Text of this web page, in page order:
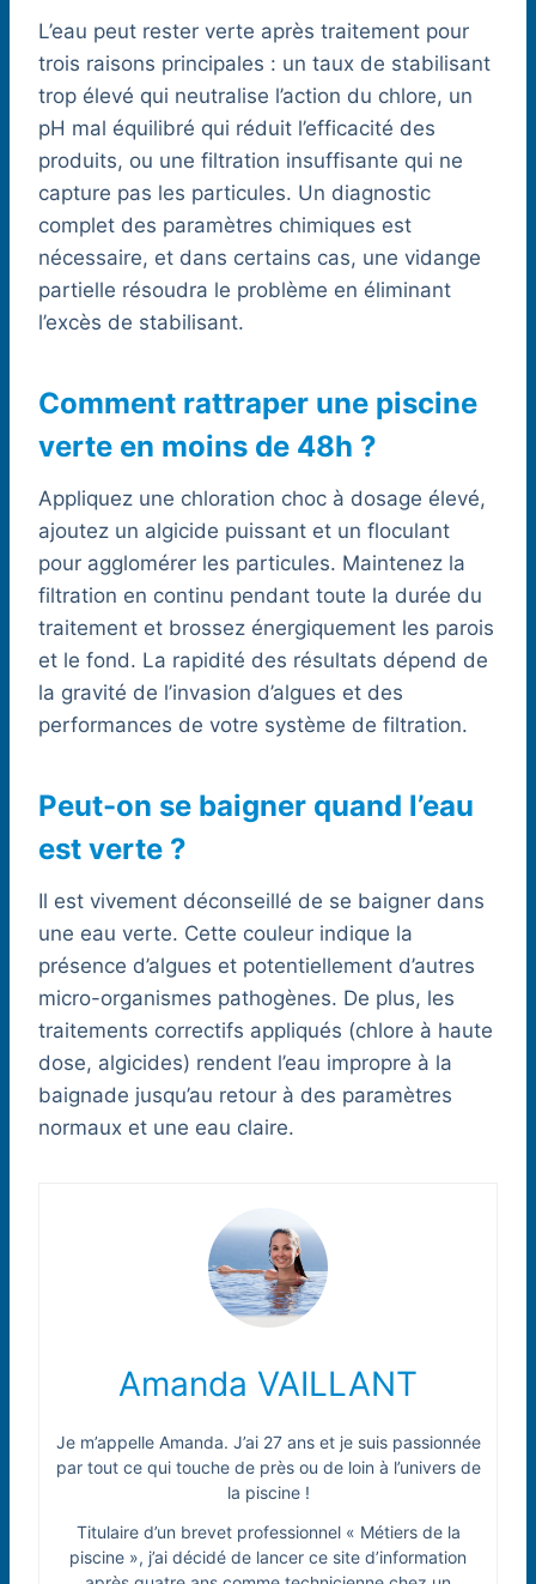
L’eau peut rester verte après traitement pour
trois raisons principales : un taux de stabilisant
trop élevé qui neutralise l’action du chlore, un
pH mal équilibré qui réduit l’efficacité des
produits, ou une filtration insuffisante qui ne
capture pas les particules. Un diagnostic
complet des paramètres chimiques est
nécessaire, et dans certains cas, une vidange
partielle résoudra le problème en éliminant
l’excès de stabilisant.
Comment rattraper une piscine
verte en moins de 48h ?
Appliquez une chloration choc à dosage élevé,
ajoutez un algicide puissant et un floculant
pour agglomérer les particules. Maintenez la
filtration en continu pendant toute la durée du
traitement et brossez énergiquement les parois
et le fond. La rapidité des résultats dépend de
la gravité de l’invasion d’algues et des
performances de votre système de filtration.
Peut-on se baigner quand l’eau
est verte ?
Il est vivement déconseillé de se baigner dans
une eau verte. Cette couleur indique la
présence d’algues et potentiellement d’autres
micro-organismes pathogènes. De plus, les
traitements correctifs appliqués (chlore à haute
dose, algicides) rendent l’eau impropre à la
baignade jusqu’au retour à des paramètres
normaux et une eau claire.
Amanda VAILLANT
Je m’appelle Amanda. J’ai 27 ans et je suis passionnée
par tout ce qui touche de près ou de loin à l’univers de
la piscine !
Titulaire d’un brevet professionnel « Métiers de la
piscine », j’ai décidé de lancer ce site d’information